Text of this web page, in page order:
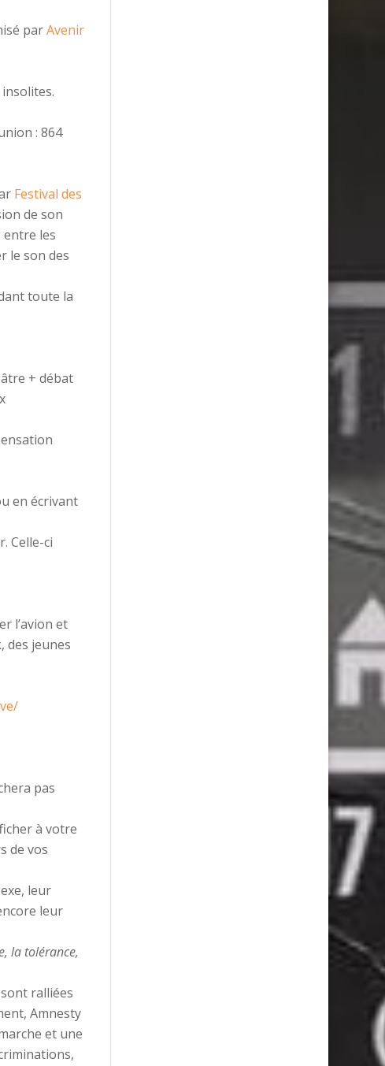
parAvenir
: 864
Festival des
de son
entre les
le son des
toute la
+ débat
en écrivant
Celle-ci
l’avion et
des jeunes
pas
à votre
de vos
leur
leur
la tolérance,
ralliées
Amnesty
et une